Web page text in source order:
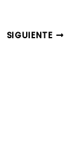
SIGUIENTE